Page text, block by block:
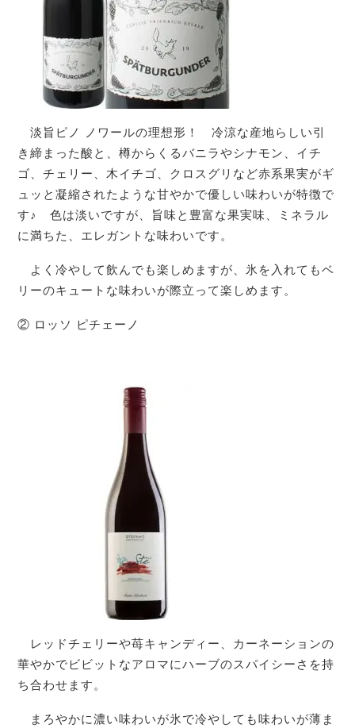
淡旨ピノ ノワールの理想形！ 冷涼な産地らしい引
き締まった酸と、樽からくるバニラやシナモン、イチ
ゴ、チェリー、木イチゴ、クロスグリなど赤系果実がギ
ュッと凝縮されたような甘やかで優しい味わいが特徴で
す♪ 色は淡いですが、旨味と豊富な果実味、ミネラル
に満ちた、エレガントな味わいです。
よく冷やして飲んでも楽しめますが、氷を入れてもベ
リーのキュートな味わいが際立って楽しめます。
② ロッソ ピチェーノ
レッドチェリーや苺キャンディー、カーネーションの
華やかでビビットなアロマにハーブのスパイシーさを持
ち合わせます。
まろやかに濃い味わいが氷で冷やしても味わいが薄ま